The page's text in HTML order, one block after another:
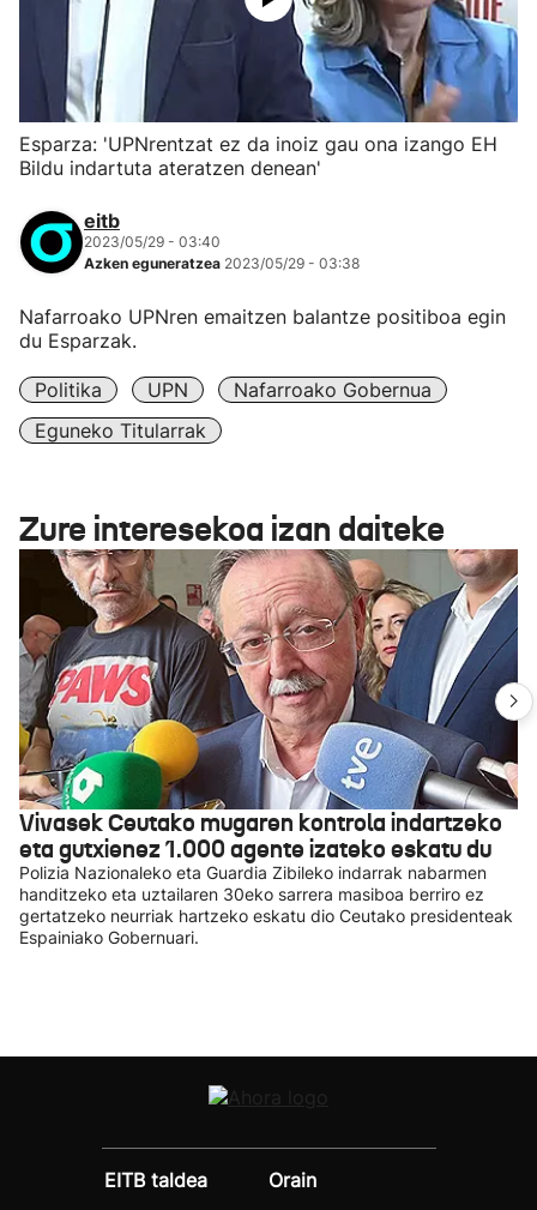
Esparza: 'UPNrentzat ez da inoiz gau ona izango EH
Bildu indartuta ateratzen denean'
eitb
2023/05/29 - 03:40
Azken eguneratzea 2023/05/29 - 03:38
Nafarroako UPNren emaitzen balantze positiboa egin
du Esparzak.
Politika UPN
Nafarroako Gobernua
Eguneko Titularrak
Zure interesekoa izan daiteke
Vivasek Ceutako mugaren kontrola indartzeko
eta gutxienez 1.000 agente izateko eskatu du
Polizia Nazionaleko eta Guardia Zibileko indarrak nabarmen
handitzeko eta uztailaren 30eko sarrera masiboa berriro ez
gertatzeko neurriak hartzeko eskatu dio Ceutako presidenteak
Espainiako Gobernuari.
EITB taldea
Orain